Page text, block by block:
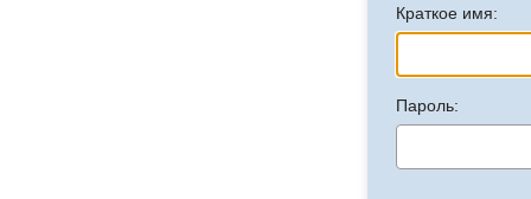
Краткое имя:
Пароль: